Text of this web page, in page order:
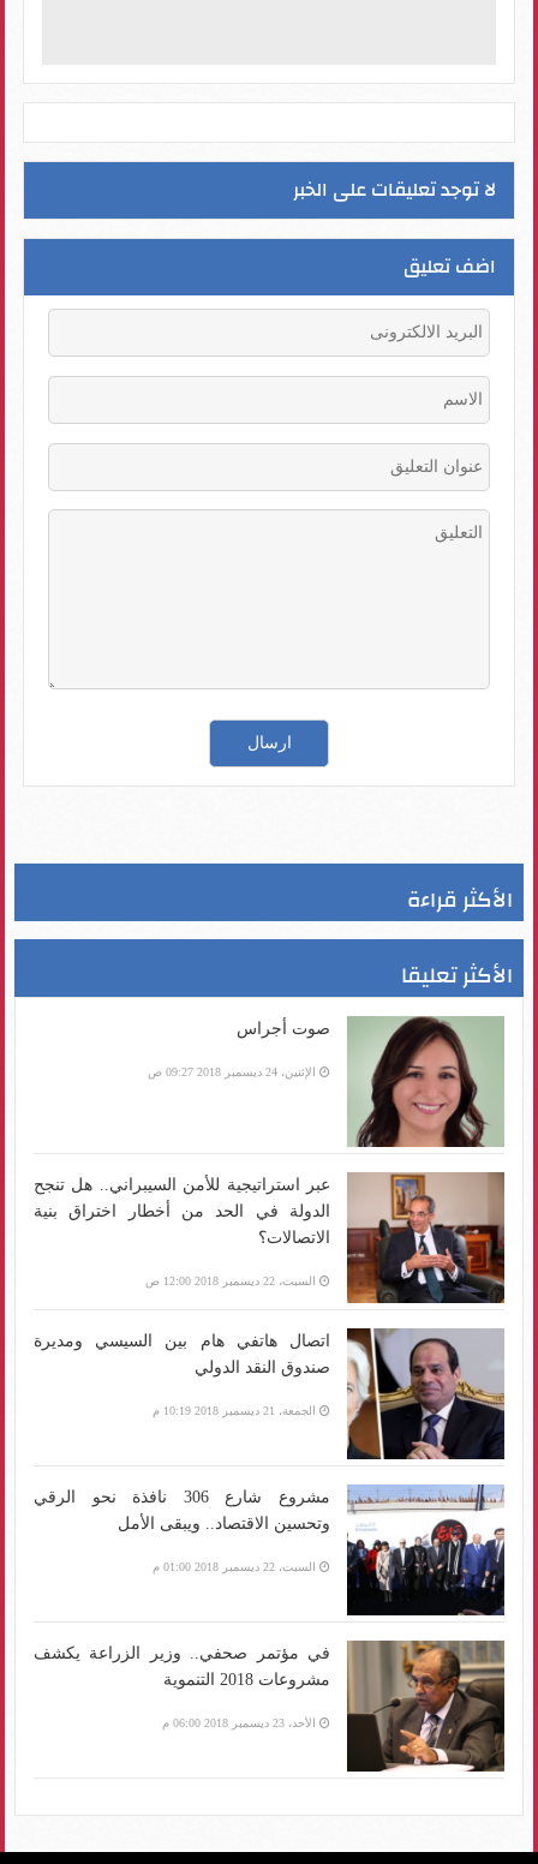
لا توجد تعليقات على الخبر
اضف تعليق
الأكثر قراءة
الأكثر تعليقا
صوت أجراس
الإثنين، 24 ديسمبر 2018 09:27 ص
عبر استراتيجية للأمن السيبراني.. هل تنجح
الدولة في الحد من أخطار اختراق بنية
الاتصالات؟
السبت، 22 ديسمبر 2018 12:00 ص
اتصال هاتفي هام بين السيسي ومديرة
صندوق النقد الدولي
الجمعة، 21 ديسمبر 2018 10:19 م
مشروع شارع 306 نافذة نحو الرقي
وتحسين الاقتصاد.. ويبقى الأمل
السبت، 22 ديسمبر 2018 01:00 م
في مؤتمر صحفي.. وزير الزراعة يكشف
مشروعات 2018 التنموية
الأحد، 23 ديسمبر 2018 06:00 م